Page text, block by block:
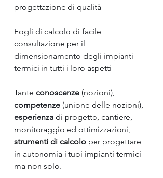
progettazione di qualità
Fogli di calcolo di facile
consultazione per il
dimensionamento degli impianti
termici in tutti i loro aspetti
Tante conoscenze (nozioni),
competenze (unione delle nozioni),
esperienza di progetto, cantiere,
monitoraggio ed ottimizzazioni,
strumenti di calcolo per progettare
in autonomia i tuoi impianti termici
ma non solo.